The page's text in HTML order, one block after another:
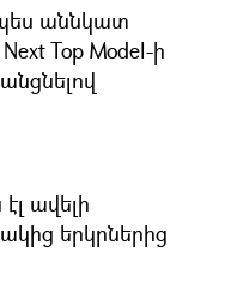
աննկատ
Top Model-ի
ավելի
երկրներից